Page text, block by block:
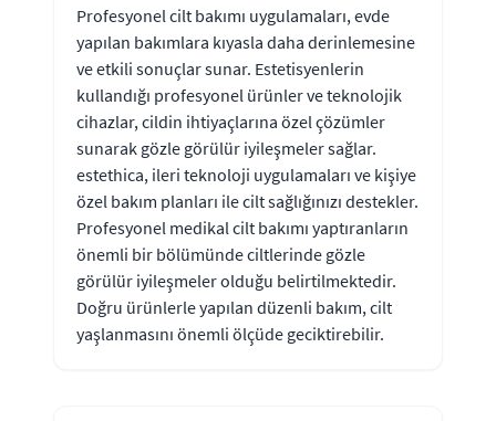
Profesyonel cilt bakımı uygulamaları, evde
yapılan bakımlara kıyasla daha derinlemesine
ve etkili sonuçlar sunar. Estetisyenlerin
kullandığı profesyonel ürünler ve teknolojik
cihazlar, cildin ihtiyaçlarına özel çözümler
sunarak gözle görülür iyileşmeler sağlar.
estethica, ileri teknoloji uygulamaları ve kişiye
özel bakım planları ile cilt sağlığınızı destekler.
Profesyonel medikal cilt bakımı yaptıranların
önemli bir bölümünde ciltlerinde gözle
görülür iyileşmeler olduğu belirtilmektedir.
Doğru ürünlerle yapılan düzenli bakım, cilt
yaşlanmasını önemli ölçüde geciktirebilir.